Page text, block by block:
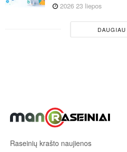
2026 23 liepos
DAUGIAU
Raseinių krašto naujienos